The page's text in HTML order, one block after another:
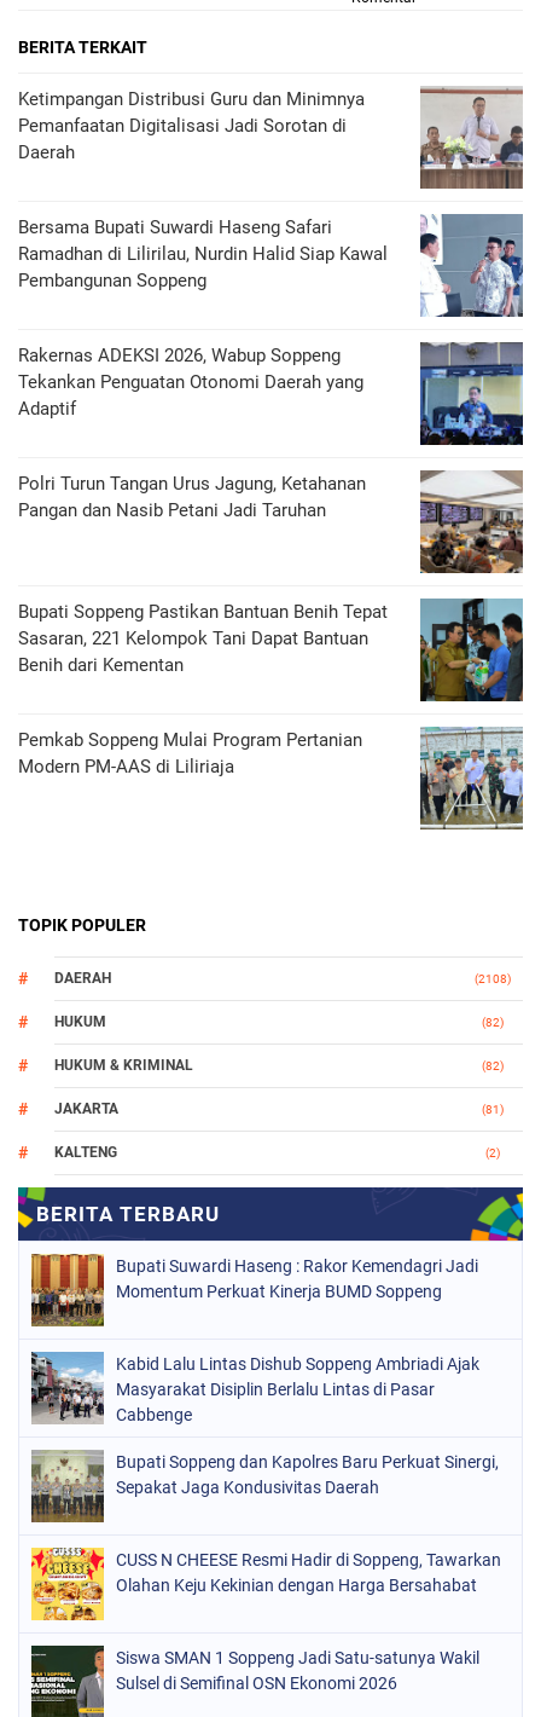
BERITA TERKAIT
Ketimpangan Distribusi Guru dan Minimnya
Pemanfaatan Digitalisasi Jadi Sorotan di
Daerah
Bersama Bupati Suwardi Haseng Safari
Ramadhan di Lilirilau, Nurdin Halid Siap Kawal
Pembangunan Soppeng
Rakernas ADEKSI 2026, Wabup Soppeng
Tekankan Penguatan Otonomi Daerah yang
Adaptif
Polri Turun Tangan Urus Jagung, Ketahanan
Pangan dan Nasib Petani Jadi Taruhan
Bupati Soppeng Pastikan Bantuan Benih Tepat
Sasaran, 221 Kelompok Tani Dapat Bantuan
Benih dari Kementan
Pemkab Soppeng Mulai Program Pertanian
Modern PM-AAS di Liliriaja
TOPIK POPULER
DAERAH (2108)
HUKUM (82)
HUKUM & KRIMINAL (82)
JAKARTA (81)
KALTENG (2)
(147)
NASIONAL (1021)
ORGANISASI
PERISTIWA
POLITIK (220)
POLRI
SOPPENG (1889)
SULSEL
Bupati Suwardi Haseng : Rakor Kemendagri Jadi
Momentum Perkuat Kinerja BUMD Soppeng
Kabid Lalu Lintas Dishub Soppeng Ambriadi Ajak
Masyarakat Disiplin Berlalu Lintas di Pasar
Cabbenge
Bupati Soppeng dan Kapolres Baru Perkuat Sinergi,
Sepakat Jaga Kondusivitas Daerah
CUSS N CHEESE Resmi Hadir di Soppeng, Tawarkan
Olahan Keju Kekinian dengan Harga Bersahabat
Siswa SMAN 1 Soppeng Jadi Satu-satunya Wakil
Sulsel di Semifinal OSN Ekonomi 2026